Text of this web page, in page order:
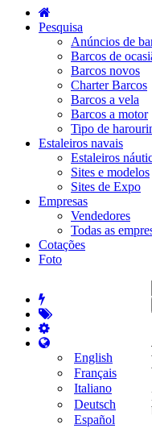
Pesquisa
Anúncios de
Barcos de
Barcos novos
Charter Barcos
Barcos a vela
Barcos a motor
Tipo de
Estaleiros navais
Estaleiros
Sites e modelos
Sites de Expo
Empresas
Vendedores
Todas as
Cotações
Foto
English
Français
Italiano
Deutsch
Español